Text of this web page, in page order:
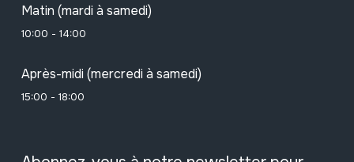
Matin (mardi à samedi)
10:00 - 14:00
Après-midi (mercredi à samedi)
15:00 - 18:00